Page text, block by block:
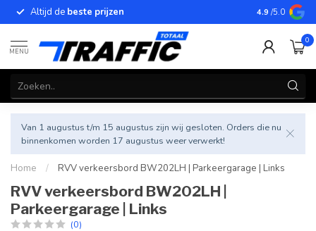
Altijd de beste prijzen Betrouwbare
4.9 /5.0
MENU
0
Van 1 augustus t/m 15 augustus zijn wij gesloten. Orders die nu
binnenkomen worden 17 augustus weer verwerkt!
Home / RVV verkeersbord BW202LH | Parkeergarage | Links
RVV verkeersbord BW202LH |
Parkeergarage | Links
(0)